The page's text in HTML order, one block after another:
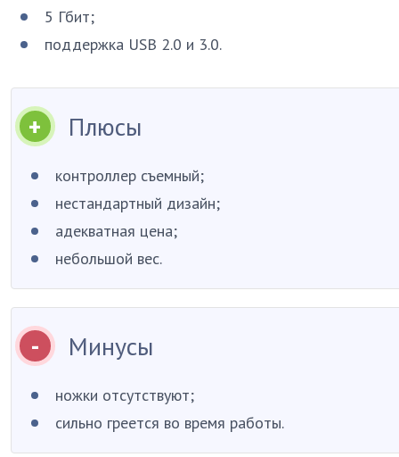
5 Гбит;
поддержка USB 2.0 и 3.0.
Плюсы
контроллер съемный;
нестандартный дизайн;
адекватная цена;
небольшой вес.
Минусы
ножки отсутствуют;
сильно греется во время работы.